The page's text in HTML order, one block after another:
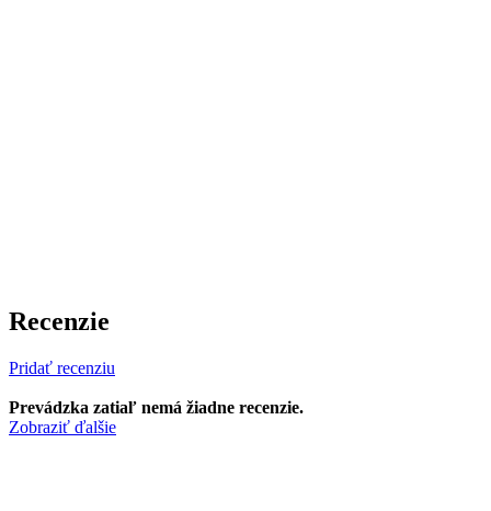
Recenzie
Pridať recenziu
Prevádzka zatiaľ nemá žiadne recenzie.
Zobraziť ďalšie